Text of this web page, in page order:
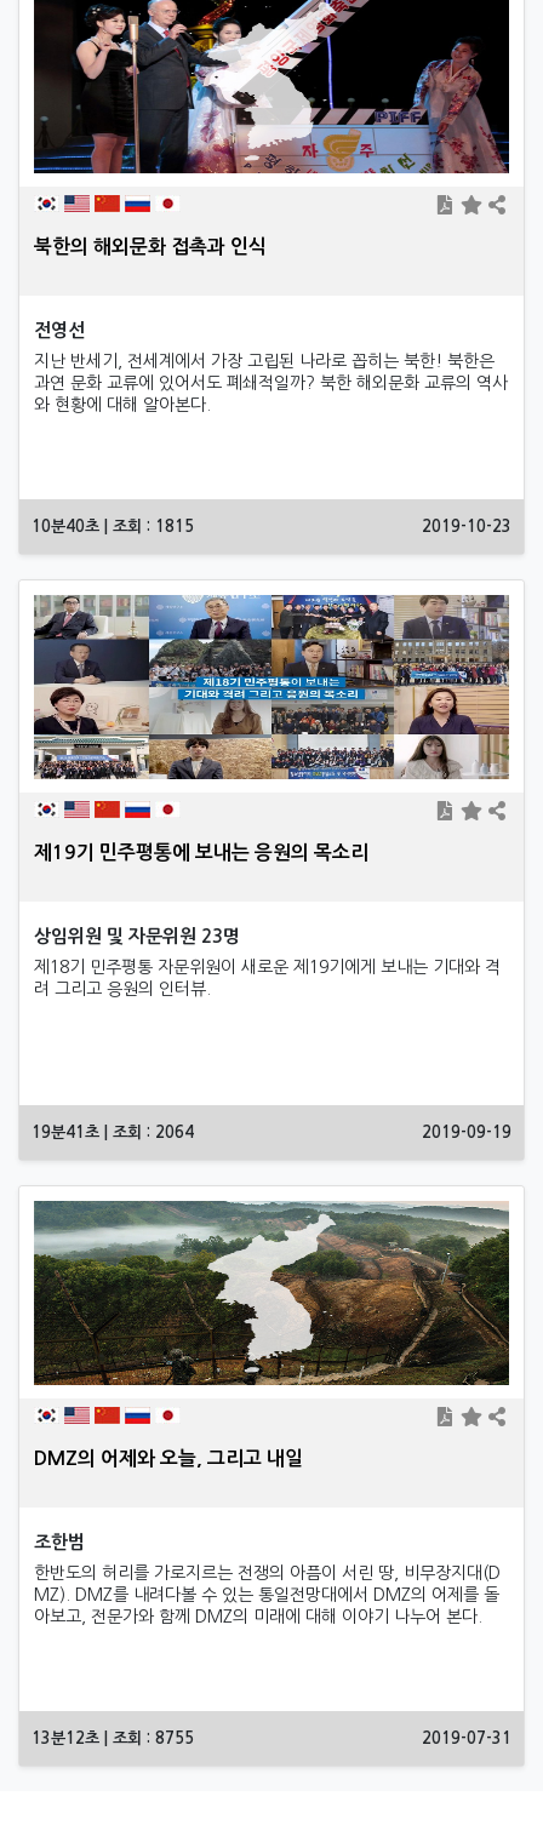
북한의 해외문화 접촉과 인식
전영선
지난 반세기, 전세계에서 가장 고립된 나라로 꼽히는 북한! 북한은
과연 문화 교류에 있어서도 폐쇄적일까? 북한 해외문화 교류의 역사
와 현황에 대해 알아본다.
10분40초 | 조회 : 1815 2019-10-23
제19기 민주평통에 보내는 응원의 목소리
상임위원 및 자문위원 23명
제18기 민주평통 자문위원이 새로운 제19기에게 보내는 기대와 격
려 그리고 응원의 인터뷰.
19분41초 | 조회 : 2064 2019-09-19
DMZ의 어제와 오늘, 그리고 내일
조한범
한반도의 허리를 가로지르는 전쟁의 아픔이 서린 땅, 비무장지대(D
MZ). DMZ를 내려다볼 수 있는 통일전망대에서 DMZ의 어제를 돌
아보고, 전문가와 함께 DMZ의 미래에 대해 이야기 나누어 본다.
13분12초 | 조회 : 8755 2019-07-31